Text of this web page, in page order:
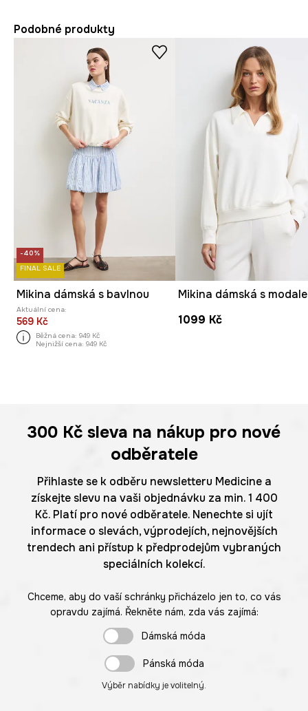
Podobné produkty
-40%
FINAL SALE
Mikina dámská s bavlnou
Aktuální cena:
569 Kč
Běžná cena: 949 Kč
Nejnižší cena: 949 Kč
1099 Kč
300 Kč sleva na nákup pro nové
odběratele
Přihlaste se k odběru newsletteru Medicine a
získejte slevu na vaši objednávku za min. 1 400
Kč. Platí pro nové odběratele. Nenechte si ujít
informace o slevách, výprodejích, nejnovějších
trendech ani přístup k předprodejům vybraných
speciálních kolekcí.
Chceme, aby do vaší schránky přicházelo jen to, co vás
opravdu zajímá. Řekněte nám, zda vás zajímá:
Dámská móda
Pánská móda
Výběr nabídky je volitelný.